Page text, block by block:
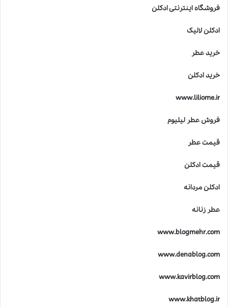
فروشگاه اینترنتی ادکلن
ادکلن لالیک
خرید عطر
خرید ادکلن
www.liliome.ir
فروش عطر لیلیوم
قیمت عطر
قیمت ادکلن
ادکلن مردانه
عطر زنانه
www.blogmehr.com
www.denablog.com
www.kavirblog.com
www.khatblog.ir